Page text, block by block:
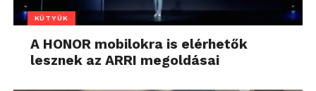
KÜTYÜK
A HONOR mobilokra is elérhetők
lesznek az ARRI megoldásai